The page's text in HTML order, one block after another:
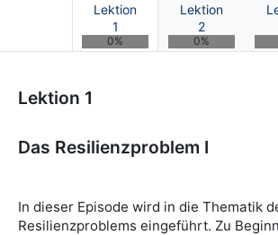
Lektion
1
0%
Lektion
2
0%
Lektion 1
Das Resilienzproblem I
In dieser Episode wird in die Thematik
Resilienzproblems eingeführt. Zu